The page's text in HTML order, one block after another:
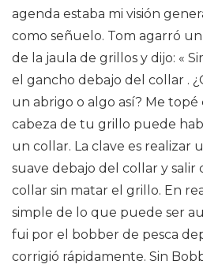
agenda estaba mi visión
como señuelo. Tom agarró
de la jaula de grillos y dijo: «
el gancho debajo del collar .
un abrigo o algo así? Me
cabeza de tu grillo puede
un collar. La clave es realizar
suave debajo del collar y salir
collar sin matar el grillo. En
simple de lo que puede ser
fui por el bobber de pesca
corrigió rápidamente. Sin